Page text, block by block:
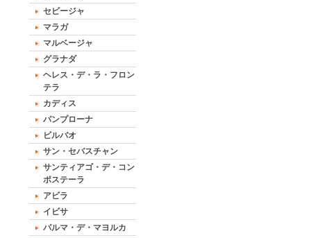
セビージャ
マラガ
マルベージャ
グラナダ
ヘレス・デ・ラ・フロン
テラ
カディス
パンプローナ
ビルバオ
サン・セバスチャン
サンティアゴ・デ・コン
ポステーラ
アビラ
イビサ
パルマ・デ・マヨルカ